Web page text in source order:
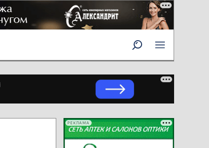
РЕКЛАМА